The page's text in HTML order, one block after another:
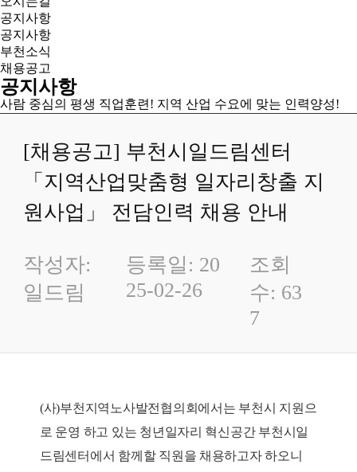
홈
공지사항
공지사항
부천소식
채용공고
공지사항
사람 중심의 평생 직업훈련! 지역 산업 수요에 맞는 인력양성!
[채용공고] 부천시일드림센터
「지역산업맞춤형 일자리창출 지
원사업」 전담인력 채용 안내
작성자:
일드림
등록일: 20
25-02-26
조회
수: 63
7
(사)부천지역노사발전협의회에서는 부천시 지원으
로 운영 하고 있는 청년일자리 혁신공간 부천시일
드림센터에서 함께할 직원을 채용하고자 하오니